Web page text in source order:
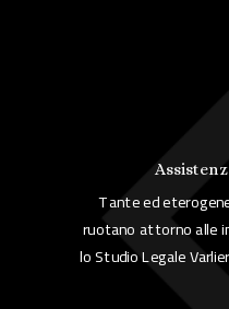
Tante ed
ruotano attorno alle
lo Studio Legale